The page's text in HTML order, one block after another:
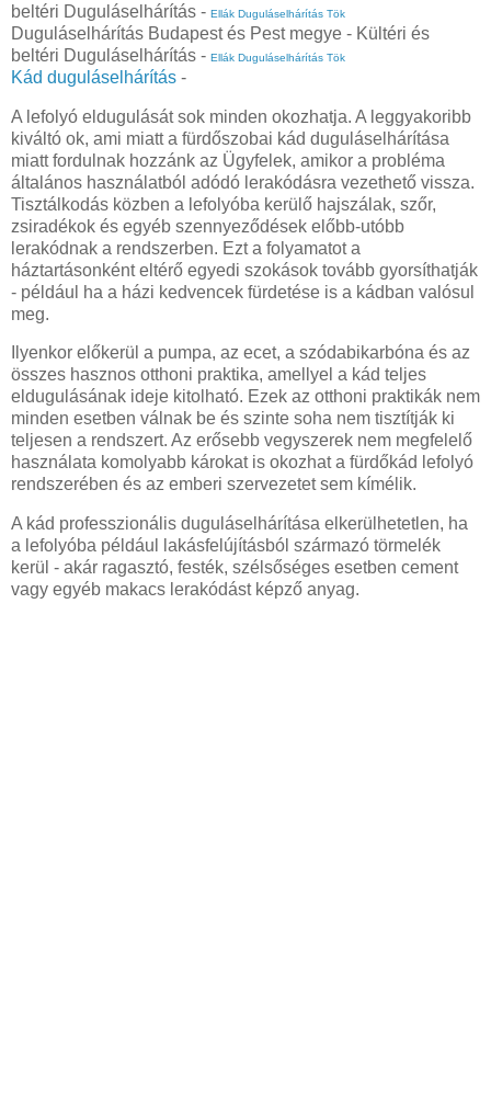
beltéri Duguláselhárítás - Ellák Duguláselhárítás Tök
Duguláselhárítás Budapest és Pest megye - Kültéri és
beltéri Duguláselhárítás - Ellák Duguláselhárítás Tök
Kád duguláselhárítás -
A lefolyó eldugulását sok minden okozhatja. A leggyakoribb
kiváltó ok, ami miatt a fürdőszobai kád duguláselhárítása
miatt fordulnak hozzánk az Ügyfelek, amikor a probléma
általános használatból adódó lerakódásra vezethető vissza.
Tisztálkodás közben a lefolyóba kerülő hajszálak, szőr,
zsiradékok és egyéb szennyeződések előbb-utóbb
lerakódnak a rendszerben. Ezt a folyamatot a
háztartásonként eltérő egyedi szokások tovább gyorsíthatják
- például ha a házi kedvencek fürdetése is a kádban valósul
meg.
Ilyenkor előkerül a pumpa, az ecet, a szódabikarbóna és az
összes hasznos otthoni praktika, amellyel a kád teljes
eldugulásának ideje kitolható. Ezek az otthoni praktikák nem
minden esetben válnak be és szinte soha nem tisztítják ki
teljesen a rendszert. Az erősebb vegyszerek nem megfelelő
használata komolyabb károkat is okozhat a fürdőkád lefolyó
rendszerében és az emberi szervezetet sem kímélik.
A kád professzionális duguláselhárítása elkerülhetetlen, ha
a lefolyóba például lakásfelújításból származó törmelék
kerül - akár ragasztó, festék, szélsőséges esetben cement
vagy egyéb makacs lerakódást képző anyag.